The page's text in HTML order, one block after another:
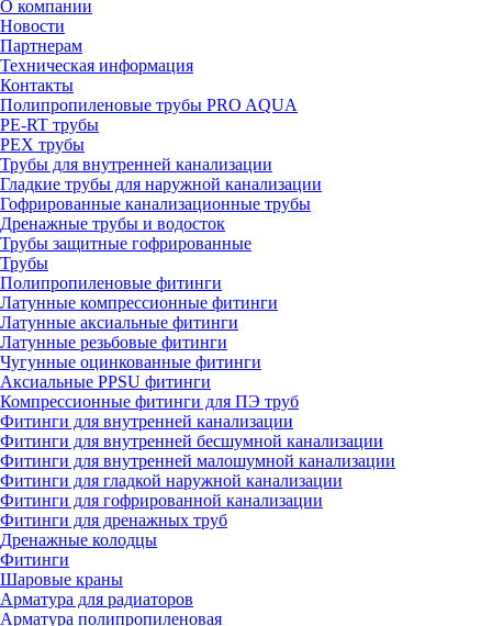
О компании
Новости
Партнерам
Техническая информация
Контакты
Полипропиленовые трубы PRO AQUA
PE-RT трубы
PEX трубы
Трубы для внутренней канализации
Гладкие трубы для наружной канализации
Гофрированные канализационные трубы
Дренажные трубы и водосток
Трубы защитные гофрированные
Трубы
Полипропиленовые фитинги
Латунные компрессионные фитинги
Латунные аксиальные фитинги
Латунные резьбовые фитинги
Чугунные оцинкованные фитинги
Аксиальные PPSU фитинги
Компрессионные фитинги для ПЭ труб
Фитинги для внутренней канализации
Фитинги для внутренней бесшумной канализации
Фитинги для внутренней малошумной канализации
Фитинги для гладкой наружной канализации
Фитинги для гофрированной канализации
Фитинги для дренажных труб
Дренажные колодцы
Фитинги
Шаровые краны
Арматура для радиаторов
Арматура полипропиленовая